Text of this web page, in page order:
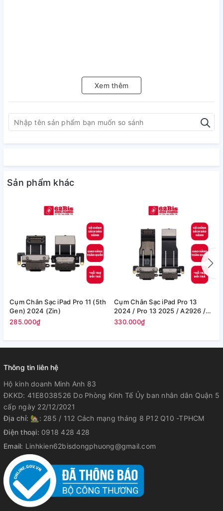
Xem thêm
Sản phẩm khác
Cụm Chân Sạc iPad Pro 11 (5th
Gen) 2024 (Zin)
285.000₫
Cụm Chân Sạc iPad Pro 13
2024 / Pro 13 2025 / A2926 /
A2925 (Zin)
330.000₫
Thông tin liên hệ
Hộ kinh doanh Minh Anh 83
ĐKKD: 41E8038526 Do Phòng Kinh Tế Ủy ban nhân dân Quận 5
cấp ngày 22/12/2021
Địa chỉ: 🏡: 285 / 112 Cách mạng tháng 8 P12 Q10 -TPHCM
Điện thoại: 0918 428 428
Email: Linhkien62bisdongphuong@gmail.com